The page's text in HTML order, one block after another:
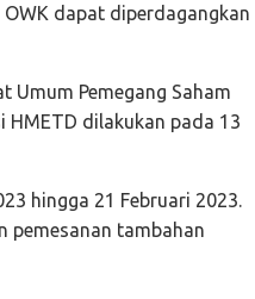
dapat diperdagangkan
Umum Pemegang Saham
HMETD dilakukan pada 13
hingga 21 Februari 2023.
pemesanan tambahan